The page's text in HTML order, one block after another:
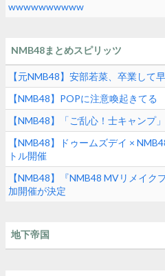
wwwwwwwwww
NMB48まとめスピリッツ
【元NMB48】安部若菜、卒業して
【NMB48】POPに注意喚起きてる
【NMB48】「ご乱心！士キャンプ
【NMB48】ドゥームズデイ ×
トル開催
【NMB48】『NMB48 MVリメイク
加開催が決定
地下帝国